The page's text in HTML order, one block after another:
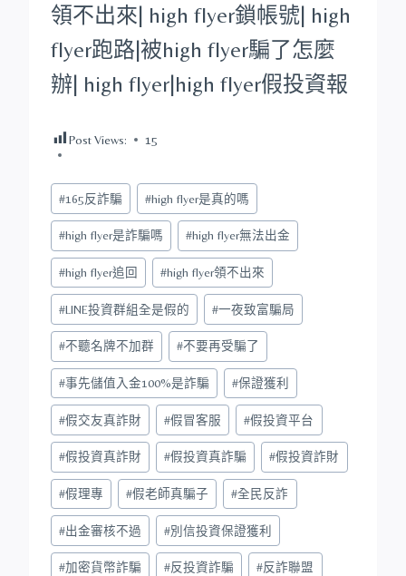
領不出來| high flyer鎖帳號| high
flyer跑路|被high flyer騙了怎麼
辦| high flyer|high flyer假投資報
Post Views: 15
Post
Tags:
#165反詐騙 #high flyer是真的嗎
#high flyer是詐騙嗎 #high flyer無法出金
#high flyer追回 #high flyer領不出來
#LINE投資群組全是假的 #一夜致富騙局
#不聽名牌不加群 #不要再受騙了
#事先儲值入金100%是詐騙 #保證獲利
#假交友真詐財 #假冒客服 #假投資平台
#假投資真詐財 #假投資真詐騙 #假投資詐財
#假理專 #假老師真騙子 #全民反詐
#出金審核不過 #別信投資保證獲利
#加密貨幣詐騙 #反投資詐騙 #反詐聯盟